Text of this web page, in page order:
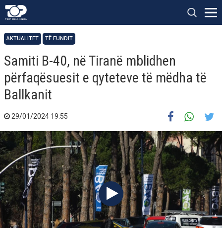
AKTUALITET TË FUNDIT
Samiti B-40, në Tiranë mblidhen
përfaqësuesit e qyteteve të mëdha të
Ballkanit
29/01/2024 19:55